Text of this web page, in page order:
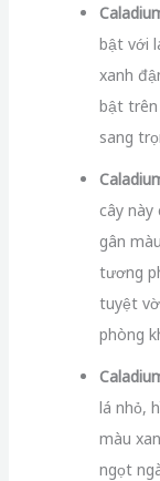
bật với
xanh
bật trên
sang
cây này
gân
tương
tuyệt
phòng
lá nhỏ,
màu
ngọt